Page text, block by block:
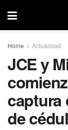
Home Actualidad
JCE y
captura
de